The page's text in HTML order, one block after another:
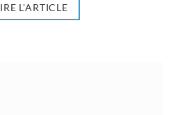
L'ARTICLE